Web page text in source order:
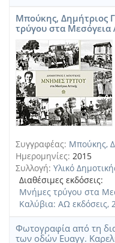
Μπούκης, Δημήτριος
τρύγου στα Μεσόγεια
Συγγραφέας: Μπούκης,
Ημερομηνίες: 2015
Συλλογή: Υλικό
Διαθέσιμες εκδόσεις:
Μνήμες τρύγου στα
Καλύβια: ΑΩ εκδόσεις,
Φωτογραφία από τη
των οδών Ευαγγ.